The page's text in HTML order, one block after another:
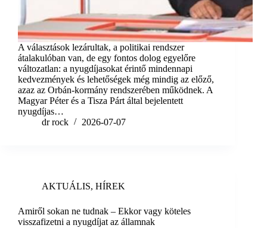
A választások lezárultak, a politikai rendszer
átalakulóban van, de egy fontos dolog egyelőre
változatlan: a nyugdíjasokat érintő mindennapi
kedvezmények és lehetőségek még mindig az előző,
azaz az Orbán-kormány rendszerében működnek. A
Magyar Péter és a Tisza Párt által bejelentett
nyugdíjas…
dr rock
2026-07-07
AKTUÁLIS, HÍREK
Amiről sokan ne tudnak – Ekkor vagy köteles
visszafizetni a nyugdíjat az államnak